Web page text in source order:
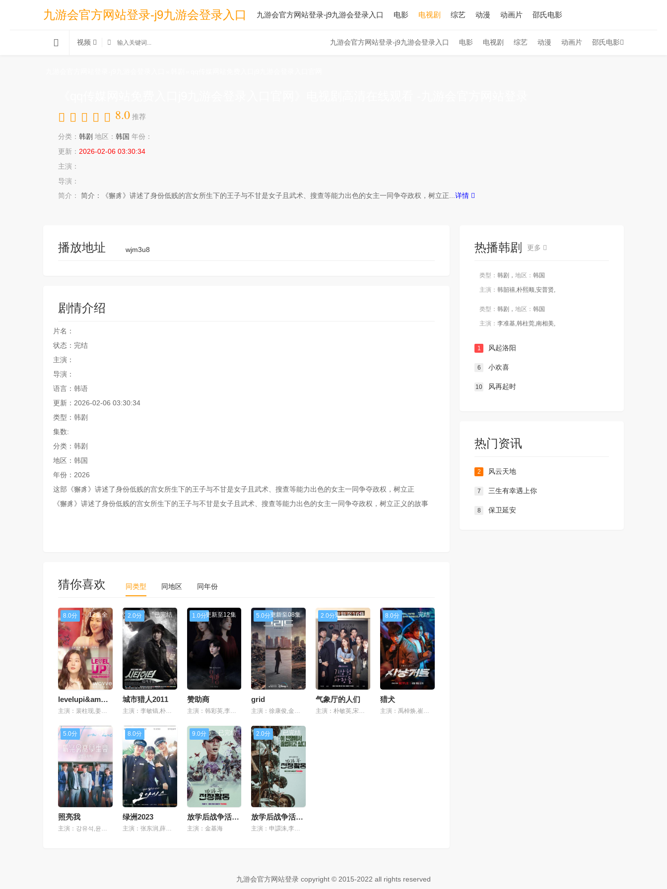
九游会官方网站登录-j9九游会登录入口 九游会官方网站登录-j9九游会登录入口 电影 电视剧 综艺 动漫 动画片 邵氏电影
九游会官方网站登录-j9九游会登录入口 电影 电视剧 综艺 动漫 动画片 邵氏电影
视频
8.0 推荐
分类： 韩剧 地区： 韩国 年份：
更新： 2026-02-06 03:30:34
主演：
导演：
简介：
简介：《獬豸》讲述了身份低贱的宫女所生下的王子与不甘是女子且武术、搜查等能力出色的女主一同争夺政权，树立正... 详情
播放地址 wjm3u8
剧情介绍
片名：
状态：完结
主演：
导演：
语言：韩语
更新：2026-02-06 03:30:34
类型：韩剧
集数:
分类：韩剧
地区：韩国
年份：2026
这部《獬豸》讲述了身份低贱的宫女所生下的王子与不甘是女子且武术、搜查等能力出色的女主一同争夺政权，树立正
《獬豸》讲述了身份低贱的宫女所生下的王子与不甘是女子且武术、搜查等能力出色的女主一同争夺政权，树立正义的故事
猜你喜欢 同类型 同地区 同年份
8.0分 12集全
levelupi&amp;amp;s的project
2.0分 已完结
城市猎人2011
主演：李敏镐,朴敏英,李浚赫,具荷拉,黄善熙,金相中,千虎珍,金相浩,李光洙,闵英媛,尹艺熙,郑俊,白胜贤
1.0分更新至12集
赞助商
主演：韩彩英,李知勋
5.0分更新至08集
grid
2.0分更新至16集
气象厅的人们
8.0分 完结
猎犬
5.0分 完结
照亮我
主演：강유석,윤용빈,이세온,최찬이,고우진
8.0分
绿洲2023
主演：张东润,薛仁雅,秋英宇
9.0分 已完结
放学后战争活动第二季
主演：金基海
2.0分 已完结
放学后战争活动第一季
主演：申譞洙,李淳元,林世美,金基海,崔玟熙,金秀谦,李妍,权恩彬,文相敏,袁民奎,金玟澈,金昭喜,安道奎
热播韩剧 更多
类型： 韩剧， 地区： 韩国
主演： 韩韶禧,朴熙顺,安普贤,
类型： 韩剧， 地区： 韩国
主演： 李准基,韩柱莞,南相美,
1 风起洛阳
6 小欢喜
10 风再起时
热门资讯
2 风云天地
7 三生有幸遇上你
8 保卫延安
九游会官方网站登录 copyright © 2015-2022 all rights reserved